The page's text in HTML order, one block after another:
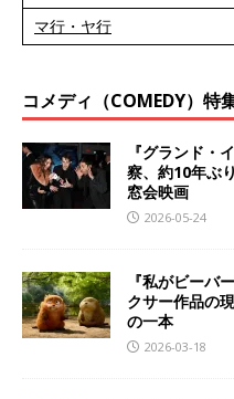
マ行・ヤ行
コメディ（COMEDY）特
『グランド・
察、約10年ぶ
窓会映画
2026-05-24
『私がビーバ
クサー作品の
の一本
2026-03-18